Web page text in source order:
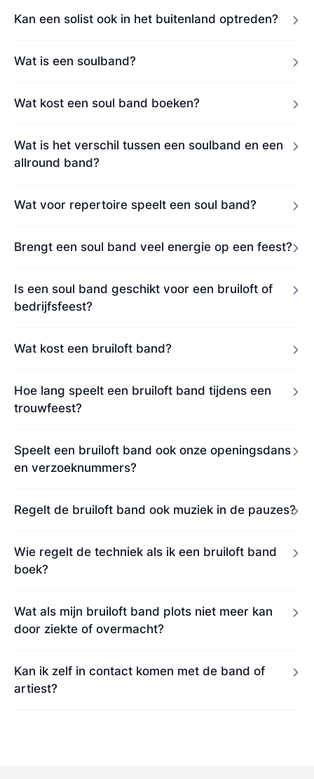
Kan een solist ook in het buitenland optreden?
Wat is een soulband?
Wat kost een soul band boeken?
Wat is het verschil tussen een soulband en een
allround band?
Wat voor repertoire speelt een soul band?
Brengt een soul band veel energie op een feest?
Is een soul band geschikt voor een bruiloft of
bedrijfsfeest?
Wat kost een bruiloft band?
Hoe lang speelt een bruiloft band tijdens een
trouwfeest?
Speelt een bruiloft band ook onze openingsdans
en verzoeknummers?
Regelt de bruiloft band ook muziek in de pauzes?
Wie regelt de techniek als ik een bruiloft band
boek?
Wat als mijn bruiloft band plots niet meer kan
door ziekte of overmacht?
Kan ik zelf in contact komen met de band of
artiest?